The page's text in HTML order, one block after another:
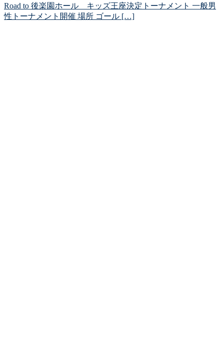
Road to 後楽園ホール キッズ王座決定トーナメント 一般男
性トーナメント開催 場所 ゴール […]